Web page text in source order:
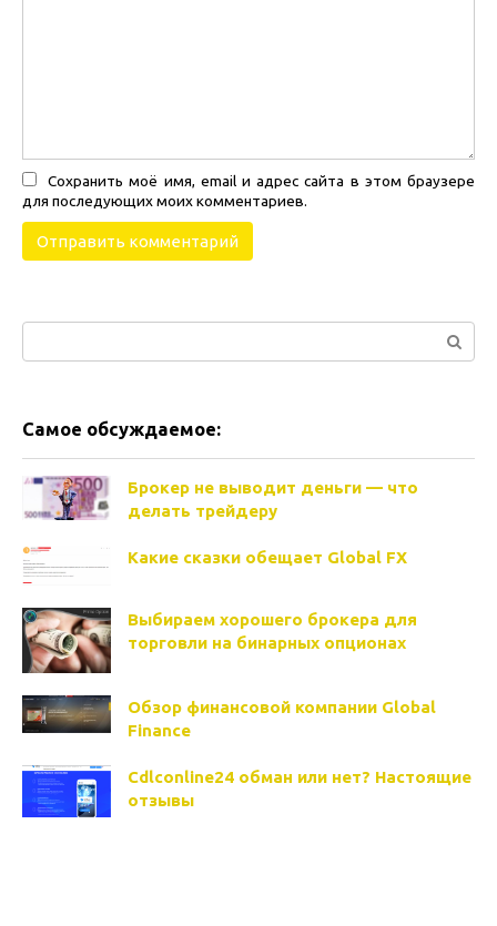
Сохранить моё имя, email и адрес сайта в этом браузере
для последующих моих комментариев.
Самое обсуждаемое:
Брокер не выводит деньги — что
делать трейдеру
Какие сказки обещает Global FX
Выбираем хорошего брокера для
торговли на бинарных опционах
Обзор финансовой компании Global
Finance
Cdlconline24 обман или нет? Настоящие
отзывы